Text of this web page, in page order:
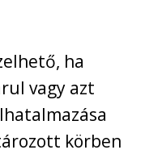
ha
vagy azt
körben